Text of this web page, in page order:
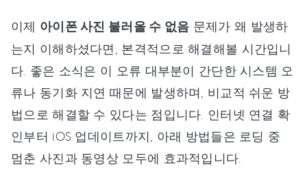
이제 아이폰 사진 불러올 수 없음 문제가 왜 발생하
는지 이해하셨다면, 본격적으로 해결해볼 시간입니
다. 좋은 소식은 이 오류 대부분이 간단한 시스템 오
류나 동기화 지연 때문에 발생하며, 비교적 쉬운 방
법으로 해결할 수 있다는 점입니다. 인터넷 연결 확
인부터 iOS 업데이트까지, 아래 방법들은 로딩 중
멈춘 사진과 동영상 모두에 효과적입니다.